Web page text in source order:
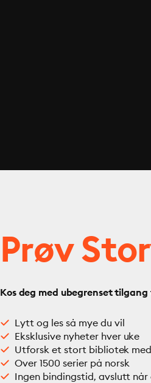
Prøv
Kos deg med ubegrenset
Lytt og les så mye du vil
Eksklusive nyheter hver uke
Utforsk et stort bibliotek
Over 1500 serier på norsk
Ingen bindingstid, avslutt når